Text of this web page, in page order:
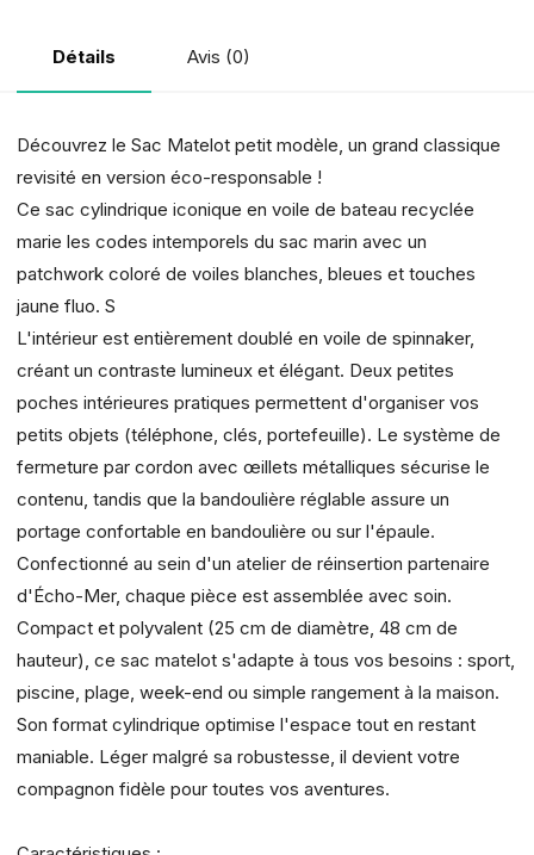
Détails Avis (0)
Découvrez le Sac Matelot petit modèle, un grand classique
revisité en version éco-responsable !
Ce sac cylindrique iconique en voile de bateau recyclée
marie les codes intemporels du sac marin avec un
patchwork coloré de voiles blanches, bleues et touches
jaune fluo. S
L'intérieur est entièrement doublé en voile de spinnaker,
créant un contraste lumineux et élégant. Deux petites
poches intérieures pratiques permettent d'organiser vos
petits objets (téléphone, clés, portefeuille). Le système de
fermeture par cordon avec œillets métalliques sécurise le
contenu, tandis que la bandoulière réglable assure un
portage confortable en bandoulière ou sur l'épaule.
Confectionné au sein d'un atelier de réinsertion partenaire
d'Écho-Mer, chaque pièce est assemblée avec soin.
Compact et polyvalent (25 cm de diamètre, 48 cm de
hauteur), ce sac matelot s'adapte à tous vos besoins : sport,
piscine, plage, week-end ou simple rangement à la maison.
Son format cylindrique optimise l'espace tout en restant
maniable. Léger malgré sa robustesse, il devient votre
compagnon fidèle pour toutes vos aventures.